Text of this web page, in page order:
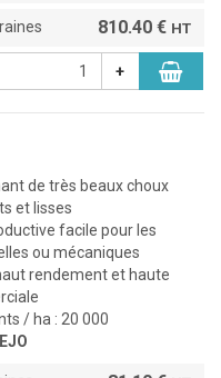
810.40 € HT
+
de très beaux choux
et lisses
facile pour les
ou mécaniques
rendement et haute
/ ha : 20 000